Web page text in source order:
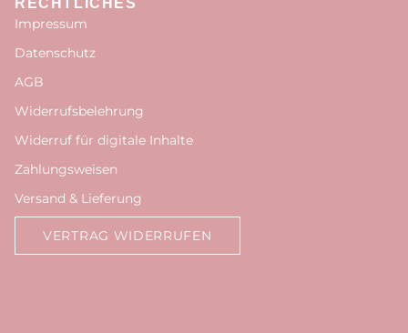
RECHTLICHES
Impressum
Datenschutz
AGB
Widerrufsbelehrung
Widerruf für digitale Inhalte
Zahlungsweisen
Versand & Lieferung
VERTRAG WIDERRUFEN